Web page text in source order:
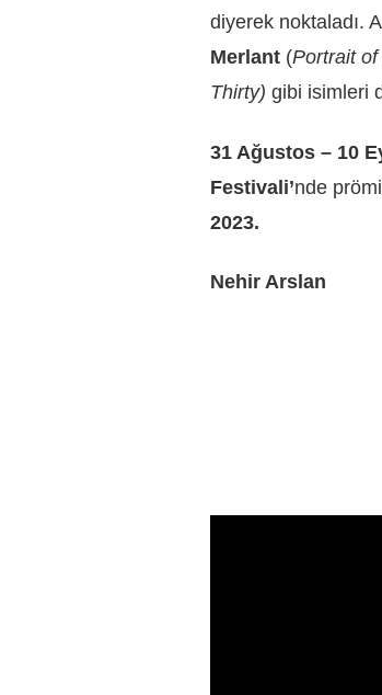
diyerek noktaladı.
Merlant (Portrait
Thirty) gibi isimleri
31 Ağustos – 10
Festivali’nde
2023.
Nehir Arslan